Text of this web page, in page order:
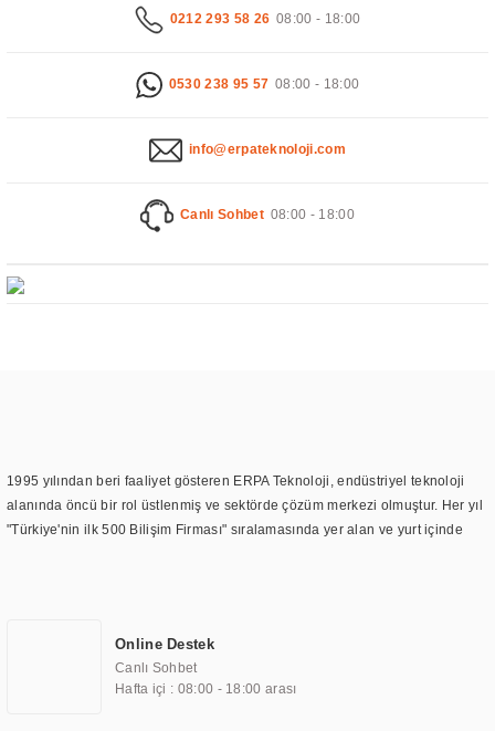
0212 293 58 26 08:00 - 18:00
0530 238 95 57 08:00 - 18:00
info@erpateknoloji.com
Canlı Sohbet 08:00 - 18:00
1995 yılından beri faaliyet gösteren ERPA Teknoloji, endüstriyel teknoloji
alanında öncü bir rol üstlenmiş ve sektörde çözüm merkezi olmuştur. Her yıl
"Türkiye'nin ilk 500 Bilişim Firması" sıralamasında yer alan ve yurt içinde
TOCHI markası altında kendi ürettiği ürünlerde kullanmıştır. Günümüzde
TOCHI; videowall, digital signage, kiosk, totem, akıllı durak ekranı, araç içi
ekran, asansör ekranı, digital menüboard, marin ekran, medikal ekran,
Online Destek
Canlı Sohbet
Hafta içi : 08:00 - 18:00 arası